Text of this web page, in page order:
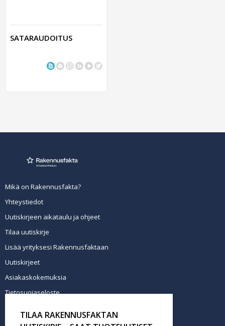
SATARAUDOITUS
Mikä on Rakennusfakta?
Yhteystiedot
Uutiskirjeen aikataulu ja ohjeet
Tilaa uutiskirje
Lisää yrityksesi Rakennusfaktaan
Uutiskirjeet
Asiakaskokemuksia
Tietosuojaseloste
Tilaa uutiskirje
TILAA RAKENNUSFAKTAN